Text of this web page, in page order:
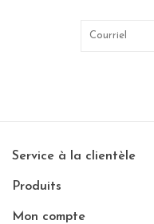
Service à la clientèle
Produits
Mon compte